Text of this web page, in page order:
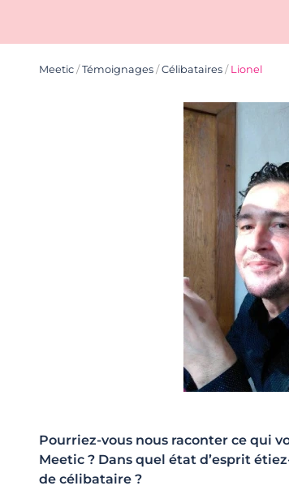
Meetic /Témoignages /Célibataires / Lionel
Pourriez-vous nous raconter ce qui
Meetic ? Dans quel état d’esprit
de célibataire ?